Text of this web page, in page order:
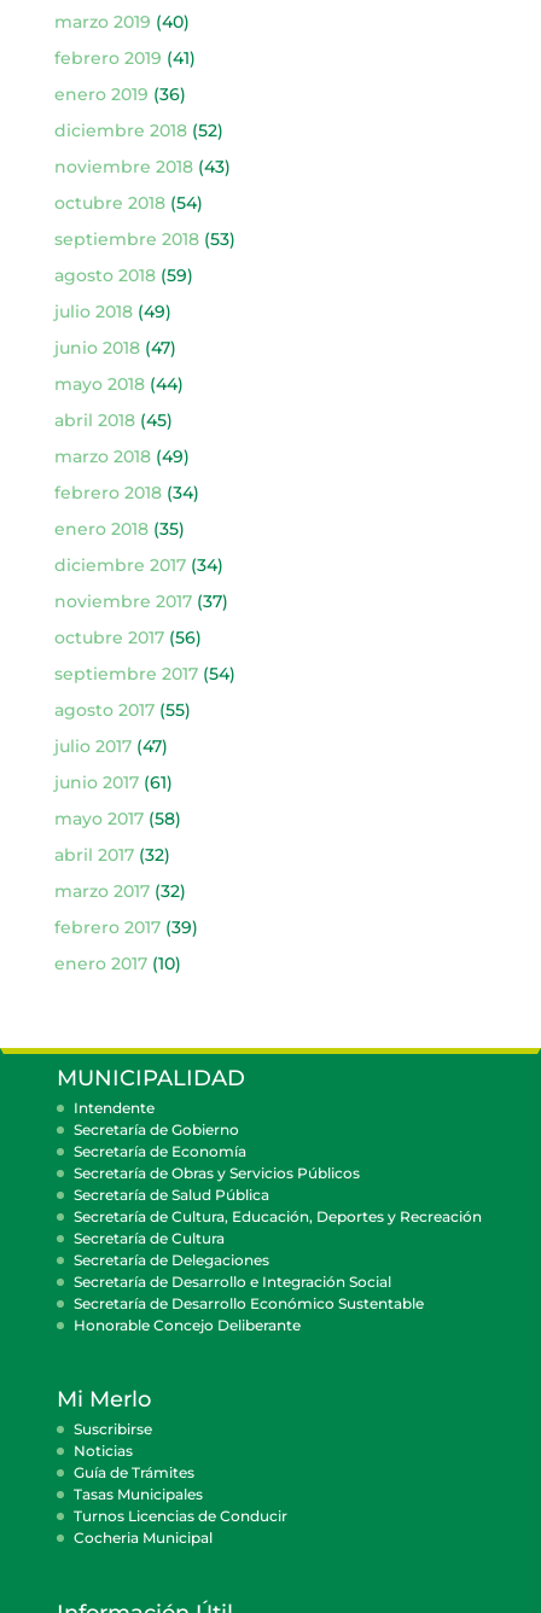
marzo 2019 (40)
febrero 2019 (41)
enero 2019 (36)
diciembre 2018(52)
noviembre 2018(43)
octubre 2018(54)
septiembre 2018(53)
agosto 2018(59)
julio 2018(49)
junio 2018(47)
mayo 2018(44)
abril 2018(45)
marzo 2018(49)
febrero 2018(34)
enero 2018(35)
diciembre 2017(34)
noviembre 2017(37)
octubre 2017(56)
septiembre 2017(54)
agosto 2017(55)
julio 2017(47)
junio 2017(61)
mayo 2017(58)
abril 2017(32)
marzo 2017(32)
febrero 2017(39)
enero 2017(10)
MUNICIPALIDAD
Intendente
Secretaría de Gobierno
Secretaría de Economía
Secretaría de Obras y Servicios Públicos
Secretaría de Salud Pública
Secretaría de Cultura, Educación, Deportes y Recreación
Secretaría de Cultura
Secretaría de Delegaciones
Secretaría de Desarrollo e Integración Social
Secretaría de Desarrollo Económico Sustentable
Honorable Concejo Deliberante
Mi Merlo
Suscribirse
Noticias
Guía de Trámites
Tasas Municipales
Turnos Licencias de Conducir
Cocheria Municipal